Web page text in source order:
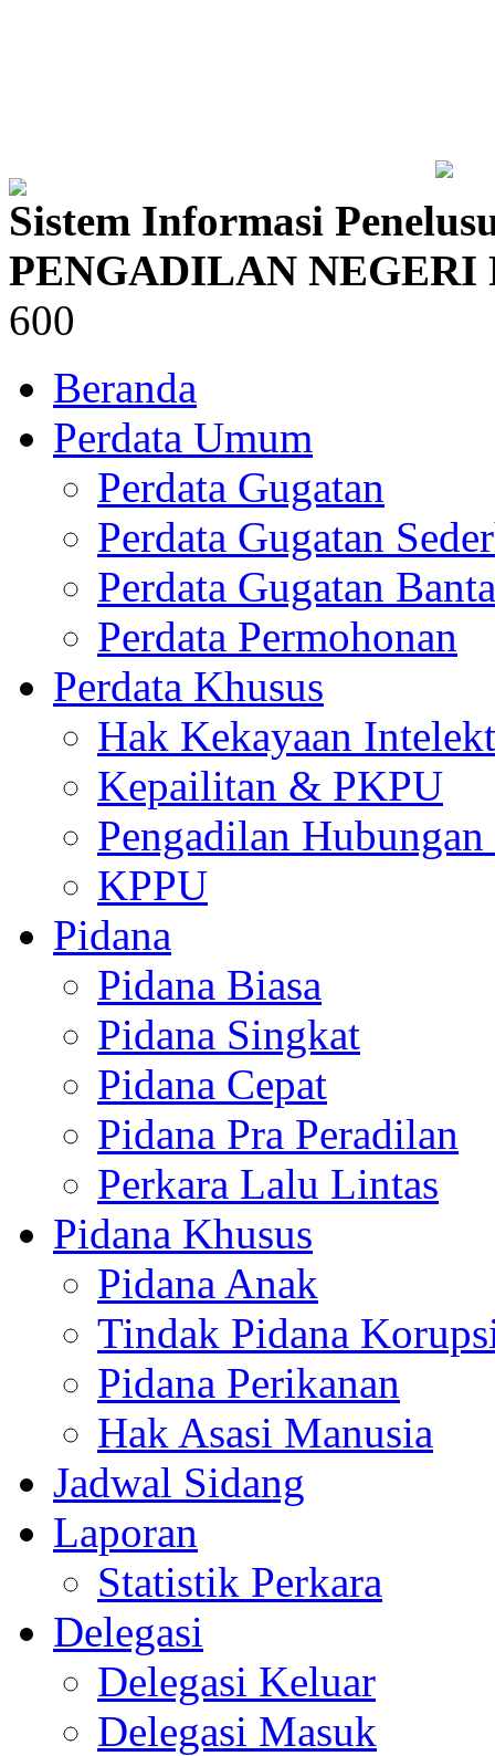
Sistem Informasi
PENGADILAN NEGERI
600
Beranda
Perdata Umum
Perdata Gugatan
Perdata Gugatan
Perdata Gugatan
Perdata Permohonan
Perdata Khusus
Hak Kekayaan
Kepailitan & PKPU
Pengadilan
KPPU
Pidana
Pidana Biasa
Pidana Singkat
Pidana Cepat
Pidana Pra Peradilan
Perkara Lalu Lintas
Pidana Khusus
Pidana Anak
Tindak Pidana
Pidana Perikanan
Hak Asasi Manusia
Jadwal Sidang
Laporan
Statistik Perkara
Delegasi
Delegasi Keluar
Delegasi Masuk